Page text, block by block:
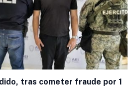
tras cometer fraude por 1